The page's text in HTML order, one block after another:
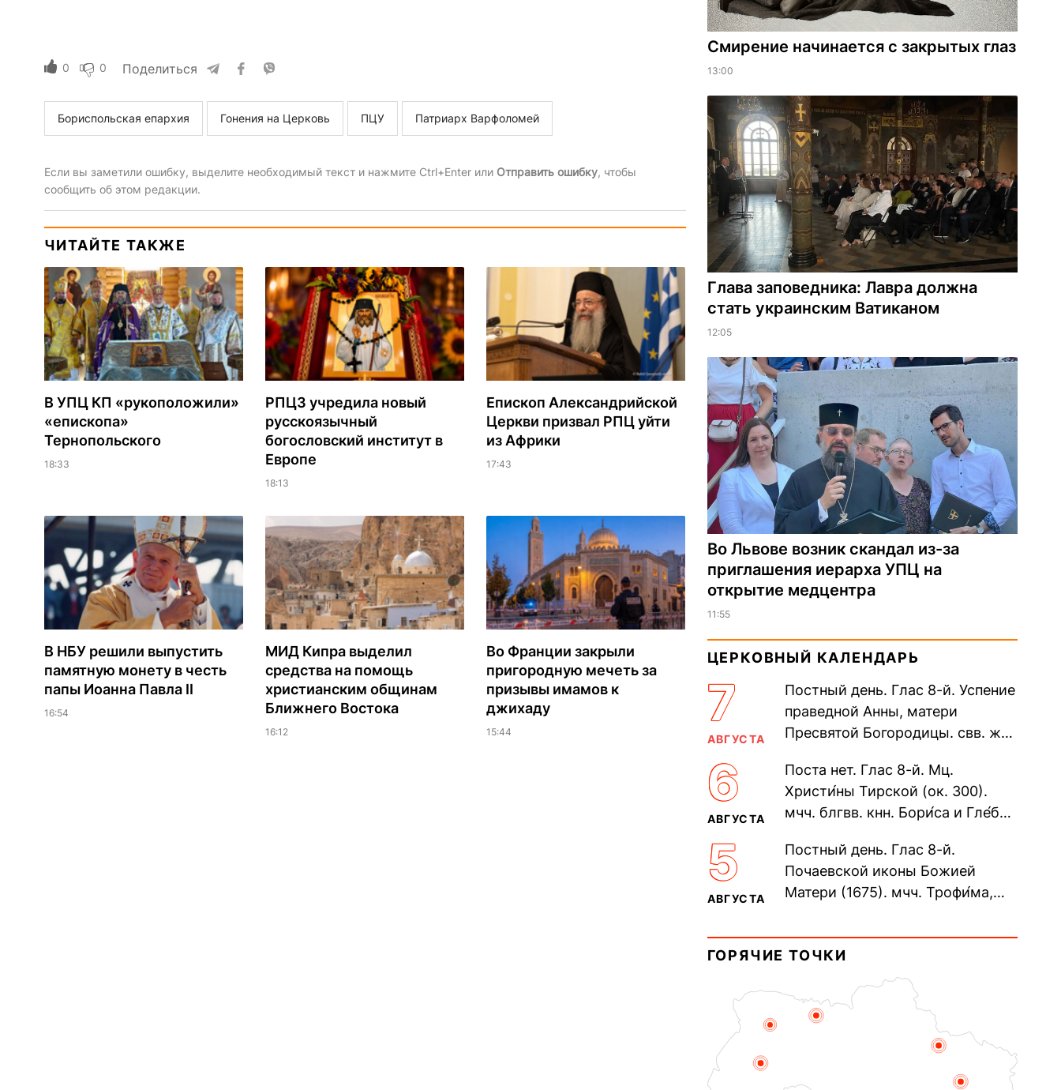
0 0 Поделиться
Бориспольская епархия Гонения на Церковь ПЦУ Патриарх Варфоломей
Если вы заметили ошибку, выделите необходимый текст и нажмите Ctrl+Enter или Отправить ошибку, чтобы
сообщить об этом редакции.
ЧИТАЙТЕ ТАКЖЕ
В УПЦ КП «рукоположили»
«епископа»
Тернопольского
18:33
РПЦЗ учредила новый
русскоязычный
богословский институт в
Европе
18:13
Епископ Александрийской
Церкви призвал РПЦ уйти
из Африки
17:43
В НБУ решили выпустить
памятную монету в честь
папы Иоанна Павла II
16:54
МИД Кипра выделил
средства на помощь
христианским общинам
Ближнего Востока
16:12
Во Франции закрыли
пригородную мечеть за
призывы имамов к
джихаду
15:44
Смирение начинается с закрытых глаз
13:00
Глава заповедника: Лавра должна
стать украинским Ватиканом
12:05
Во Львове возник скандал из-за
приглашения иерарха УПЦ на
открытие медцентра
11:55
ЦЕРКОВНЫЙ КАЛЕНДАРЬ
7
АВГУСТА
Постный день. Глас 8-й. Успение
праведной Анны, матери
Пресвятой Богородицы. свв. жен
прп. Евпракси́и девы,...
6
АВГУСТА
Поста нет. Глас 8-й. Мц.
Христи́ны Тирской (ок. 300).
мчч. блгвв. кнн. Бори́са и Гле́ба,
Дави́да (1015). Прп....
5
АВГУСТА
Постный день. Глас 8-й.
Почаевской иконы Божией
Матери (1675). мчч. Трофи́ма,
мучеников (284–305). прав.
воина Фео́дора...
ГОРЯЧИЕ ТОЧКИ